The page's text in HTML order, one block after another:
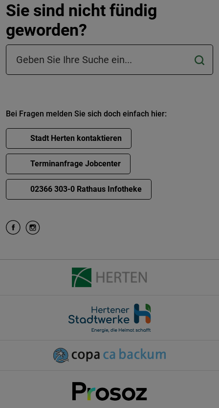
Sie sind nicht fündig
geworden?
Suchfeld in der Fußzeile
Bei Fragen melden Sie sich doch einfach hier:
Stadt Herten kontaktieren
Terminanfrage Jobcenter
02366 303-0 Rathaus Infotheke